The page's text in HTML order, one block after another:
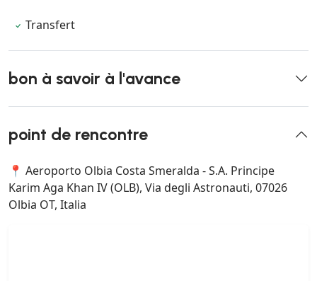
Transfert
bon à savoir à l'avance
point de rencontre
📍 Aeroporto Olbia Costa Smeralda - S.A. Principe
Karim Aga Khan IV (OLB), Via degli Astronauti, 07026
Olbia OT, Italia